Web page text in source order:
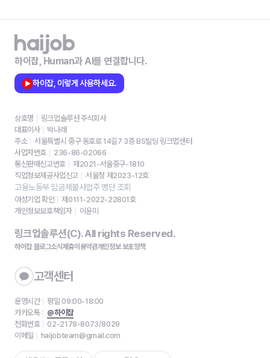
하이잡, Human과 AI를 연결합니다.
하이잡, 이렇게 사용하세요.
상호명
링크업솔루션 주식회사
대표이사
박나래
주소
서울특별시 중구 동호로 14길7 3층 BS빌딩 링크업센터
사업자번호
236-86-02066
통신판매신고번호
제2021-서울중구-1810
직업정보제공사업신고
서울청 제2023-12호
고용노동부 임금체불사업주 명단 조회
여성기업 확인
제0111-2022-22801호
개인정보보호책임자
이윤미
링크업솔루션(C). All rights Reserved.
하이잡 블로그소식제휴이용약관개인정보 보호정책
고객센터
운영시간
평일 09:00-18:00
카카오톡
@하이잡
전화번호
02-2178-8073/8029
이메일
haijobteam@gmail.com